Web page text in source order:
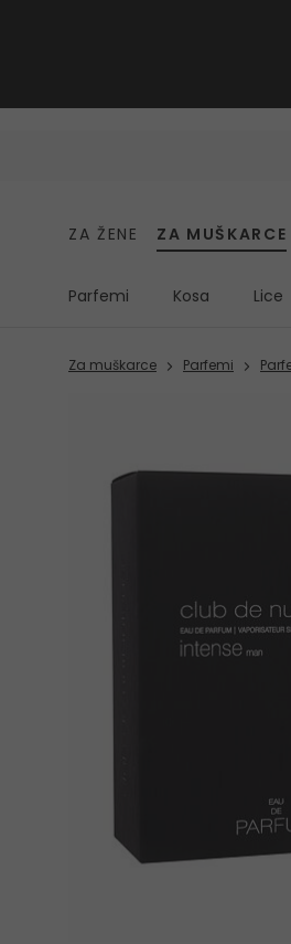
ZA ŽENE ZA MUŠKARCE
Parfemi Kosa Lice
Za muškarce Parfemi